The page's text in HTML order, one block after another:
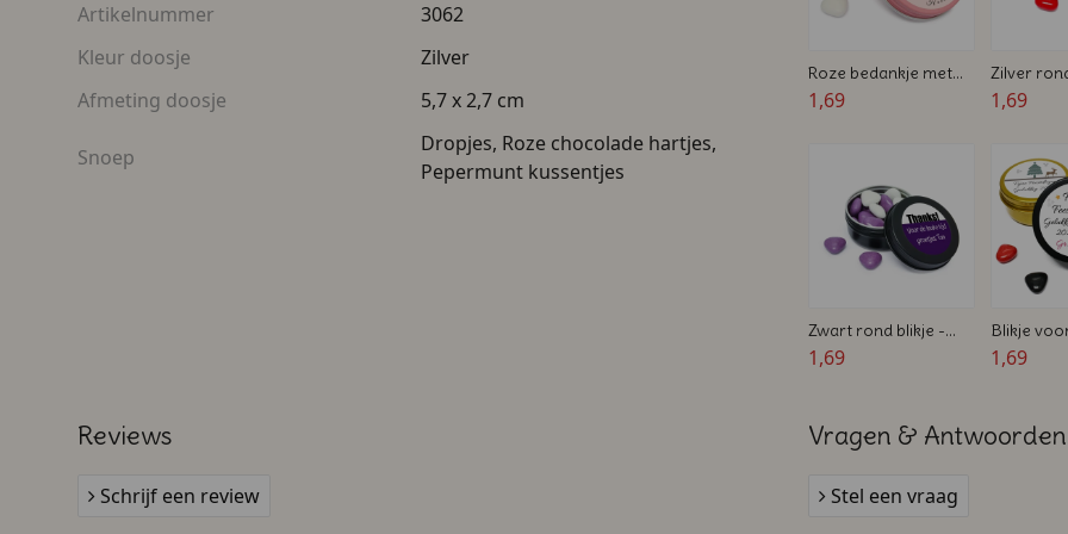
Artikelnummer
3062
Kleur doosje
Zilver
Afmeting doosje
5,7 x 2,7 cm
Snoep
Dropjes, Roze chocolade hartjes,
Pepermunt kussentjes
Roze bedankje met
foto - Traktatie blikje -
1,69
Zilver
1,69
Zwart rond blikje -
Gevuld met Snoep -
1,69
Blikje
Nieuwjaar
1,69
Reviews
Schrijf een review
Vragen & Antwoorden
Stel een vraag